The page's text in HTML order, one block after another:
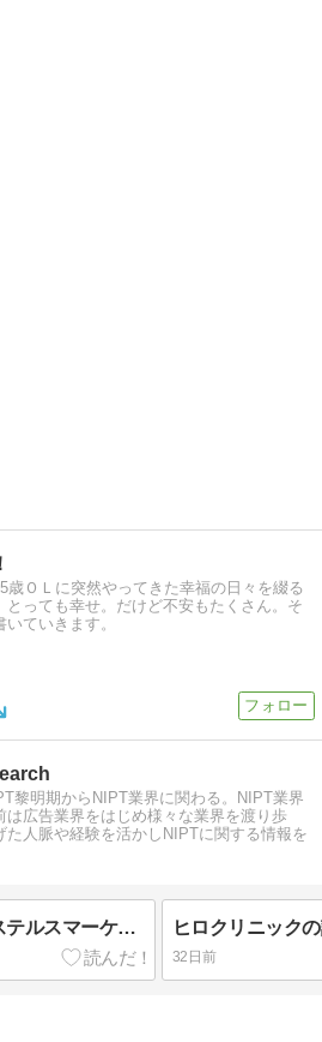
歳ＯＬに突然やってきた幸福の日々を綴る
とっても幸せ。だけど不安もたくさん。そ
ていきます。
黎明期からNIPT業界に関わる。NIPT業界
は広告業界をはじめ様々な業界を渡り歩
た人脈や経験を活かしNIPTに関する情報を
ミネルバクリニックのステルスマーケティング疑惑
32日前